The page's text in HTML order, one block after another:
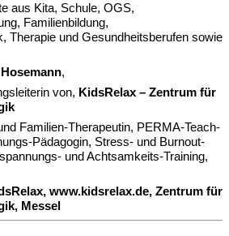
aus Kita, Schule, OGS,
Familienbildung,
Therapie und Gesundheitsberufen sowie
,
von, KidsRelax – Zentrum für
Familien-Therapeutin, PERMA-Teach-
Pädagogin, Stress- und Burnout-
und Achtsamkeits-Training,
www.kidsrelax.de, Zentrum für
Messel